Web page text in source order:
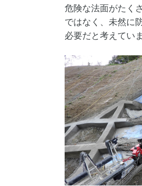
危険な法面がたく
ではなく、未然に
必要だと考えていま